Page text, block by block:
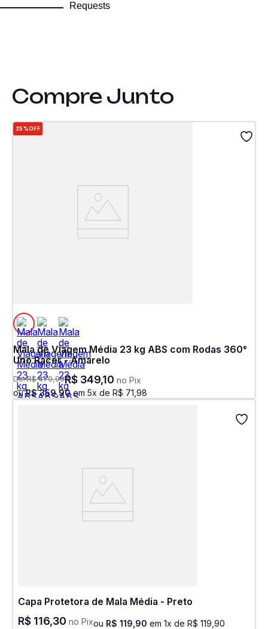
Requests
25%OFF
Mala de Viagem Média 23 kg ABS com Rodas 360°
Uno Racer - Amarelo
De:R$ 479,90R$ 349,10 no Pix
ouR$ 359,90em 5x de R$ 71 98
Capa Protetora de Mala Média - Preto
R$ 116,30 no Pixou R$ 119 90 em 1x de R$ 119 90